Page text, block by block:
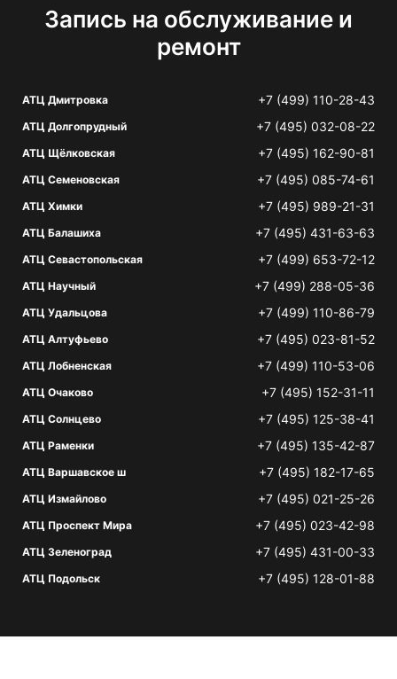
Запись на обслуживание и
ремонт
АТЦ Дмитровка +7 (499) 110-28-43
АТЦ Долгопрудный +7 (495) 032-08-22
АТЦ Щёлковская +7 (495) 162-90-81
АТЦ Семеновская +7 (495) 085-74-61
АТЦ Химки +7 (495) 989-21-31
АТЦ Балашиха +7 (495) 431-63-63
АТЦ Севастопольская +7 (499) 653-72-12
АТЦ Научный +7 (499) 288-05-36
АТЦ Удальцова +7 (499) 110-86-79
АТЦ Алтуфьево +7 (495) 023-81-52
АТЦ Лобненская +7 (499) 110-53-06
АТЦ Очаково +7 (495) 152-31-11
АТЦ Солнцево +7 (495) 125-38-41
АТЦ Раменки +7 (495) 135-42-87
АТЦ Варшавское ш +7 (495) 182-17-65
АТЦ Измайлово +7 (495) 021-25-26
АТЦ Проспект Мира +7 (495) 023-42-98
АТЦ Зеленоград +7 (495) 431-00-33
АТЦ Подольск +7 (495) 128-01-88